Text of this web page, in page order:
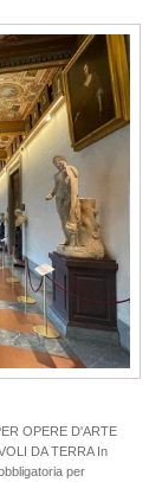
OPERE D'ARTE
DA TERRA In
per